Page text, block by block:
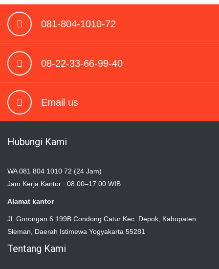
081-804-1010-72
08-22-33-66-99-40
Email us
Hubungi Kami
WA 081 804 1010 72 (24 Jam)
Jam Kerja Kantor : 08.00–17.00 WIB
Alamat kantor
Jl. Gorongan 6 199B Condong Catur Kec. Depok, Kabupaten
Sleman, Daerah Istimewa Yogyakarta 55281
Tentang Kami